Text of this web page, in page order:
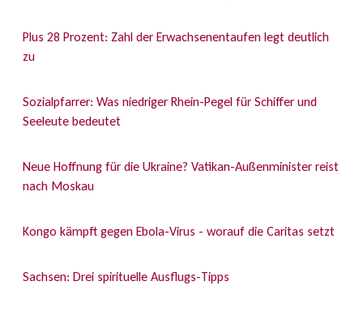
Plus 28 Prozent: Zahl der Erwachsenentaufen legt deutlich
zu
Sozialpfarrer: Was niedriger Rhein-Pegel für Schiffer und
Seeleute bedeutet
Neue Hoffnung für die Ukraine? Vatikan-Außenminister reist
nach Moskau
Kongo kämpft gegen Ebola-Virus - worauf die Caritas setzt
Sachsen: Drei spirituelle Ausflugs-Tipps